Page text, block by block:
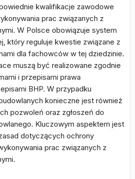
kwalifikacje zawodowe
prac związanych z
W Polsce obowiązuje system
który reguluje kwestie związane z
dla fachowców w tej dziedzinie.
muszą być realizowane zgodnie
i przepisami prawa
BHP. W przypadku
konieczne jest również
pozwoleń oraz zgłoszeń do
Kluczowym aspektem jest
dotyczących ochrony
prac związanych z